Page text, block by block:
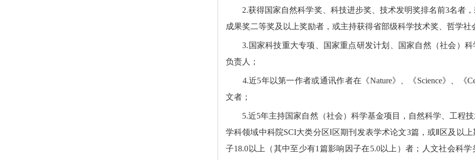
2.获得国家自然科学奖、科技进步奖、技术发明奖排名前3名者，
成果奖二等奖及以上奖励者， 或主持获得省部级科学技术奖、哲学社
3. 国家科技重大专项、国家重点研发计划、国家自然（社会）
负责人；
4.近5年以第一作者或通讯作者在《Nature》、《Science》、《
文者；
5.近5年主持国家自然（社会）科学基金项目，自然科学、工程
学科领域中科院SCI大类分区Ⅰ区期刊发表学术论文3篇，或Ⅱ区及以上
子18.0 以上（其中至少有1 篇影响因子在5.0以上）者；人文社会科